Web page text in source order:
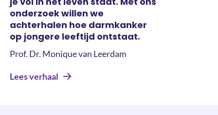
onderzoek willen we
achterhalen hoe darmkanker
op jongere leeftijd ontstaat.
Prof. Dr. Monique van Leerdam
Lees verhaal